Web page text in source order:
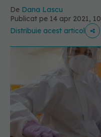
De Dana Lascu
Publicat pe 14 apr 2021,
Distribuie acest articol